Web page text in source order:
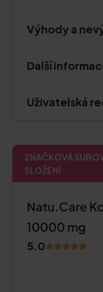
Výhody a
Další
Uživatelská
ZNAČKOVÁ
SLOŽENÍ
Natu.Care
10000 mg
5.0